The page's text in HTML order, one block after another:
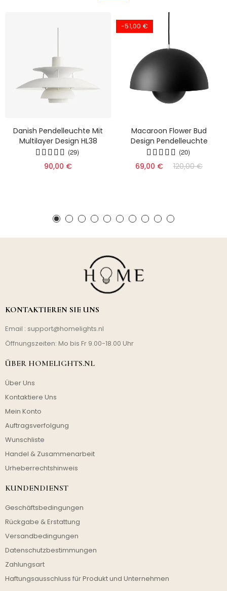
Danish Pendelleuchte Mit
Multilayer Design HL38
(29)
90,00 €
-51,00 €
Macaroon Flower Bud
Design Pendelleuchte
(20)
69,00 € 120,00 €
KONTAKTIEREN SIE UNS
Email : support@homelights.nl
Öffnungszeiten: Mo bis Fr 9.00-18.00 Uhr
ÜBER HOMELIGHTS.NL
Über Uns
Kontaktiere Uns
Mein Konto
Auftragsverfolgung
Wunschliste
Handel & Zusammenarbeit
Urheberrechtshinweis
KUNDENDIENST
Geschäftsbedingungen
Rückgabe & Erstattung
Versandbedingungen
Datenschutzbestimmungen
Zahlungsart
Haftungsausschluss für Produkt und Unternehmen